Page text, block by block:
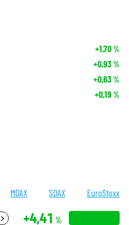
+1,70%
+0,93%
+0,63%
+0,19%
MDAX SDAX EuroStoxx
+4,41 %